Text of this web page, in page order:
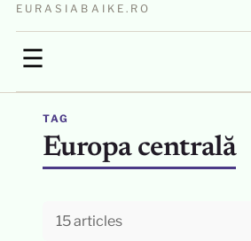
EURASIABAIKE.RO
☰
TAG
Europa centrală
15 articles